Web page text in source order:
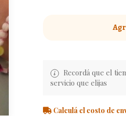
Recordá que el
servicio que elijas
Calculá el costo de